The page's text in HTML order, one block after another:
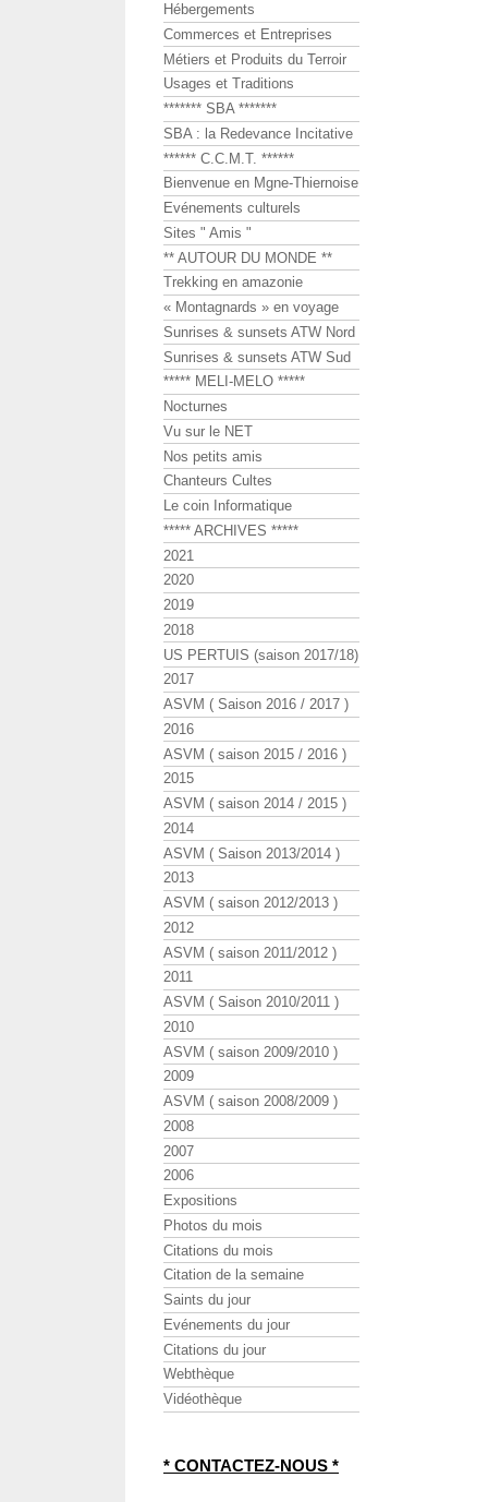
Hébergements
Commerces et Entreprises
Métiers et Produits du Terroir
Usages et Traditions
******* SBA *******
SBA : la Redevance Incitative
****** C.C.M.T. ******
Bienvenue en Mgne-Thiernoise
Evénements culturels
Sites " Amis "
** AUTOUR DU MONDE **
Trekking en amazonie
« Montagnards » en voyage
Sunrises & sunsets ATW Nord
Sunrises & sunsets ATW Sud
***** MELI-MELO *****
Nocturnes
Vu sur le NET
Nos petits amis
Chanteurs Cultes
Le coin Informatique
***** ARCHIVES *****
2021
2020
2019
2018
US PERTUIS (saison 2017/18)
2017
ASVM ( Saison 2016 / 2017 )
2016
ASVM ( saison 2015 / 2016 )
2015
ASVM ( saison 2014 / 2015 )
2014
ASVM ( Saison 2013/2014 )
2013
ASVM ( saison 2012/2013 )
2012
ASVM ( saison 2011/2012 )
2011
ASVM ( Saison 2010/2011 )
2010
ASVM ( saison 2009/2010 )
2009
ASVM ( saison 2008/2009 )
2008
2007
2006
Expositions
Photos du mois
Citations du mois
Citation de la semaine
Saints du jour
Evénements du jour
Citations du jour
Webthèque
Vidéothèque
* CONTACTEZ-NOUS *